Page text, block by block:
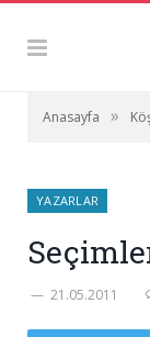
Anasayfa »
YAZARLAR
21.05.2011